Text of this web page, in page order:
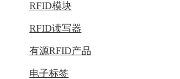
RFID模块
RFID读写器
有源RFID产品
电子标签